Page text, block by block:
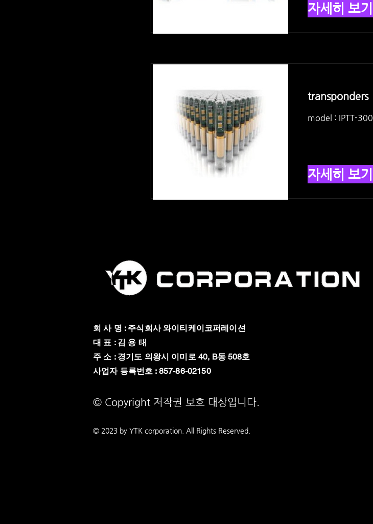
자세히 보기
transponders
model : IPTT-300
자세히 보기
회 사 명 : 주식회사 와이티케이코퍼레이션
대 표 : 김 용 태
주 소 : 경기도 의왕시 이미로 40, B동 508호
​사업자 등록번호 : 857-86-02150
© Copyright 저작권 보호 대상입니다.
© 2023 by YTK corporation. All Rights Reserved.